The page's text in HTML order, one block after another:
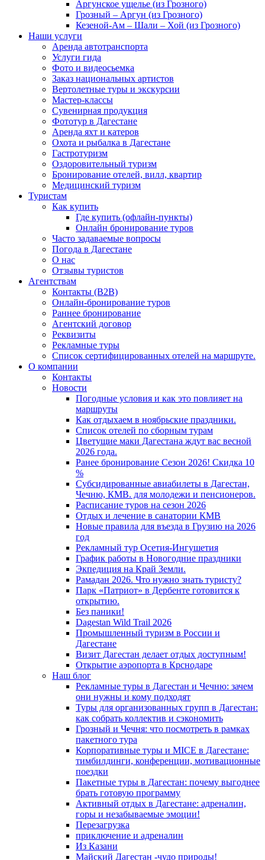
Аргунское ущелье (из Грозного)
Грозный – Аргун (из Грозного)
Кезеной-Ам – Шали – Хой (из Грозного)
Наши услуги
Аренда автотранспорта
Услуги гида
Фото и видеосьемка
Заказ национальных артистов
Вертолетные туры и экскурсии
Мастер-классы
Сувенирная продукция
Фототур в Дагестане
Аренда яхт и катеров
Охота и рыбалка в Дагестане
Гастротуризм
Оздоровительный туризм
Бронирование отелей, вилл, квартир
Медицинский туризм
Туристам
Как купить
Где купить (офлайн-пункты)
Онлайн бронирование туров
Часто задаваемые вопросы
Погода в Дагестане
О нас
Отзывы туристов
Агентствам
Контакты (B2B)
Онлайн-бронирование туров
Раннее бронирование
Агентский договор
Реквизиты
Рекламные туры
Список сертифицированных отелей на маршруте.
О компании
Контакты
Новости
Погодные условия и как это повлияет на
маршруты
Как отдыхаем в ноябрьские праздники.
Список отелей по сборным турам
Цветущие маки Дагестана ждут вас весной
2026 года.
Ранее бронирование Сезон 2026! Скидка 10
%
Субсидированные авиабилеты в Дагестан,
Чечню, КМВ. для молодежи и пенсионеров.
Расписание туров на сезон 2026
Отдых и лечение в санатории КМВ
Новые правила для въезда в Грузию на 2026
год
Рекламный тур Осетия-Ингушетия
График работы в Новогодние праздники
Экпедиция на Край Земли.
Рамадан 2026. Что нужно знать туристу?
Парк «Патриот» в Дербенте готовится к
открытию.
Без паники!
Dagestan Wild Trail 2026
Промышленный туризм в России и
Дагестане
Визит Дагестан делает отдых доступным!
Открытие аэропорта в Крснодаре
Наш блог
Рекламные туры в Дагестан и Чечню: зачем
они нужны и кому подходят
Туры для организованных групп в Дагестан:
как собрать коллектив и сэкономить
Грозный и Чечня: что посмотреть в рамках
пакетного тура
Корпоративные туры и MICE в Дагестане:
тимбилдинги, конференции, мотивационные
поездки
Пакетные туры в Дагестан: почему выгоднее
брать готовую программу
Активный отдых в Дагестане: адреналин,
горы и незабываемые эмоции!
Перезагрузка
приключение и адреналин
Из Казани
Майский Дагестан -чудо природы!